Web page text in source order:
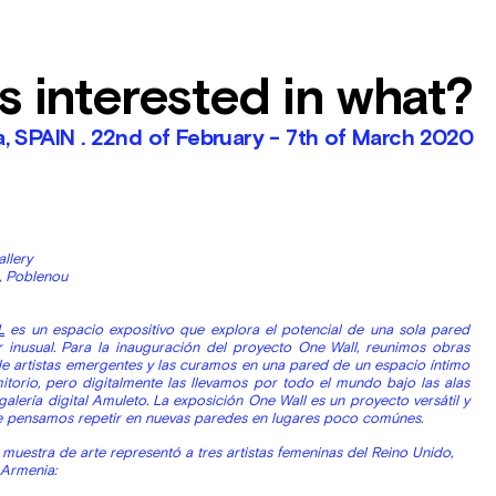
interested in what?
SPAIN . 22nd of February - 7th of March 2020
Poblenou
es un espacio expositivo que explora el potencial de una sola pared
inusual. Para la inauguración del proyecto One Wall, reunimos obras
artistas emergentes y las curamos en una pared de un espacio íntimo
pero digitalmente las llevamos por todo el mundo bajo las alas
digital Amuleto. La exposición One Wall es un proyecto versátil y
pensamos repetir en nuevas paredes en lugares poco comúnes.
de arte representó a tres artistas femeninas del Reino Unido,